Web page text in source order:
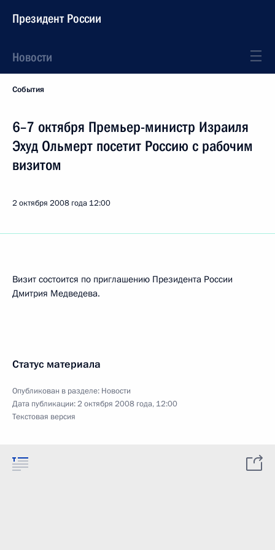
Президент России
Новости
События
6–7 октября Премьер-министр Израиля
Эхуд Ольмерт посетит Россию с рабочим
визитом
2 октября 2008 года 12:00
Визит состоится по приглашению Президента России
Дмитрия Медведева.
Статус материала
Опубликован в разделе: Новости
Дата публикации:2 октября 2008 года, 12:00
Текстовая версия